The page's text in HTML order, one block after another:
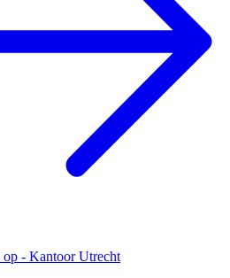
op - Kantoor Utrecht